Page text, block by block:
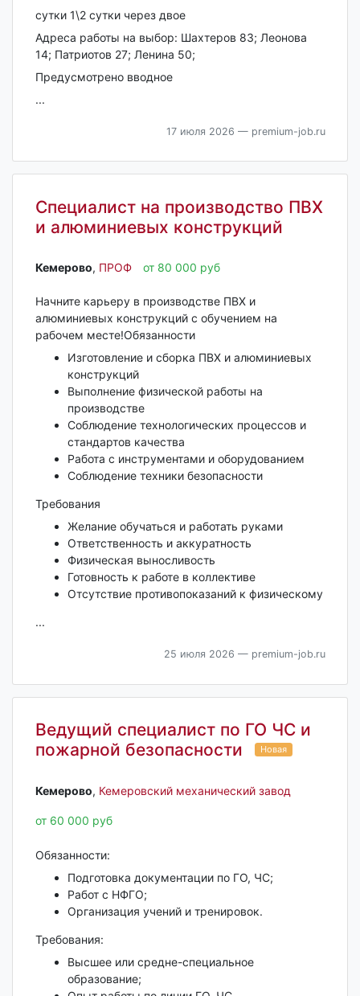
сутки 1\2 сутки через двое
Адреса работы на выбор: Шахтеров 83; Леонова
14; Патриотов 27; Ленина 50;
Предусмотрено вводное
...
17 июля 2026 — premium-job.ru
Специалист на производство ПВХ
и алюминиевых конструкций
Кемерово‎, ПРОФ от 80 000 руб
Начните карьеру в производстве ПВХ и
алюминиевых конструкций с обучением на
рабочем месте!Обязанности
Изготовление и сборка ПВХ и алюминиевых
конструкций
Выполнение физической работы на
производстве
Соблюдение технологических процессов и
стандартов качества
Работа с инструментами и оборудованием
Соблюдение техники безопасности
Требования
Желание обучаться и работать руками
Ответственность и аккуратность
Физическая выносливость
Готовность к работе в коллективе
Отсутствие противопоказаний к физическому
...
25 июля 2026 — premium-job.ru
Ведущий специалист по ГО ЧС и
пожарной безопасности
Новая
Кемерово‎, Кемеровский механический завод
от 60 000 руб
Обязанности:
Подготовка документации по ГО, ЧС;
Работ с НФГО;
Организация учений и тренировок.
Требования:
Высшее или средне-специальное
образование;